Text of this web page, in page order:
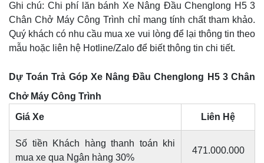
Ghi chú: Chi phí lăn bánh Xe Nâng Đầu Chenglong H5 3
Chân Chở Máy Công Trình chỉ mang tính chất tham khảo.
Quý khách có nhu cầu mua xe vui lòng để lại thông tin theo
mẫu hoặc liên hệ Hotline/Zalo để biết thông tin chi tiết.
Dự Toán Trả Góp Xe Nâng Đầu Chenglong H5 3 Chân
Chở Máy Công Trình
Giá Xe Liên Hệ
Số tiền Khách hàng thanh toán khi
mua xe qua Ngân hàng 30%
471.000.000